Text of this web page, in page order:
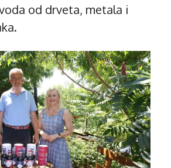
od drveta, metala i